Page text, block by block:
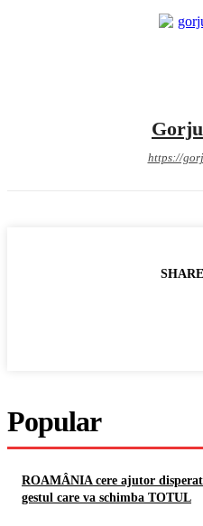
https://
Popular
ROAMÂNIA cere ajutor
gestul care va schimba TOTUL